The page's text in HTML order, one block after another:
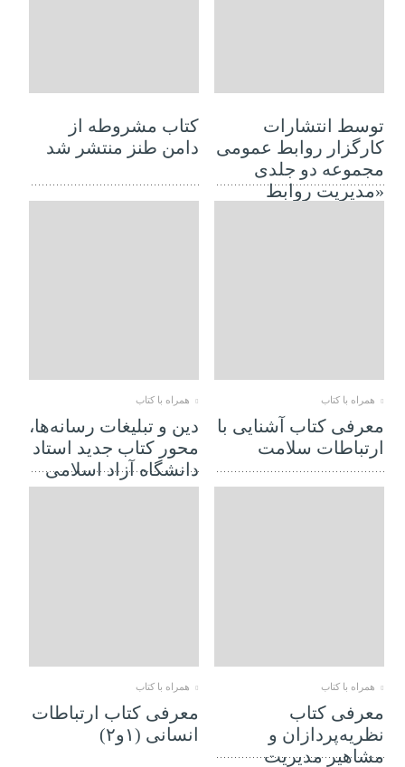
توسط انتشارات
کارگزار روابط عمومی
مجموعه دو جلدی
«مدیریت روابط
کتاب مشروطه از
دامن طنز منتشر شد
همراه با کتاب
معرفی کتاب آشنایی با
ارتباطات سلامت
همراه با کتاب
دین و تبلیغات رسانه‌ها،
محور کتاب جدید استاد
دانشگاه آزاد اسلامی
همراه با کتاب
معرفی کتاب
نظریه‌پردازان و
مشاهیر مدیریت
همراه با کتاب
معرفی کتاب ارتباطات
انسانی (۱و۲)